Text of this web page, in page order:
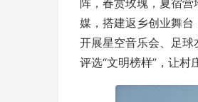
阵，春赏玫瑰，夏宿
媒，搭建返乡创业舞台
开展星空音乐会、足球
评选“文明榜样”，让村